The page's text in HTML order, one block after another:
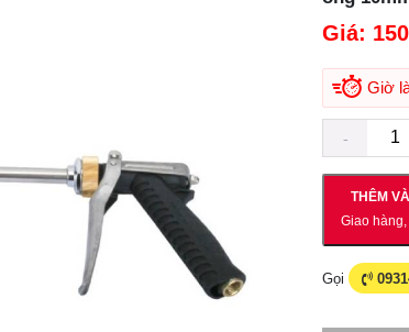
Giá:
Giờ
THÊM
Giao
Gọi